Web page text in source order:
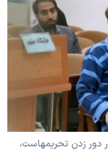
زدن تحریمهاست،